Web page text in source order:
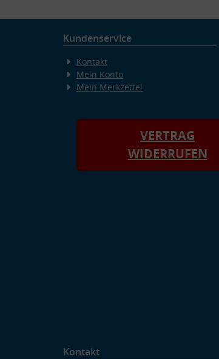
Kundenservice
Kontakt
Mein Konto
Mein Merkzettel
VERTRAG
WIDERRUFEN
Kontakt